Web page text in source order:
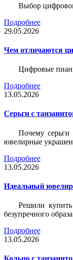
Выбор
Подробнее
29.05.2026
Чем отличаются
Цифровые
Подробнее
13.05.2026
Серьги с
Почему серьги
ювелирные
Подробнее
13.05.2026
Идеальный
Решили купить
безупречного
Подробнее
13.05.2026